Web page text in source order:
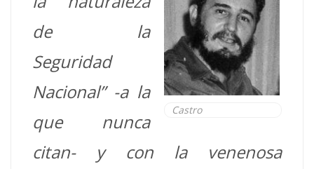
Castro
de la
Seguridad
Nacional” -a la
que nunca
citan- y con la venenosa